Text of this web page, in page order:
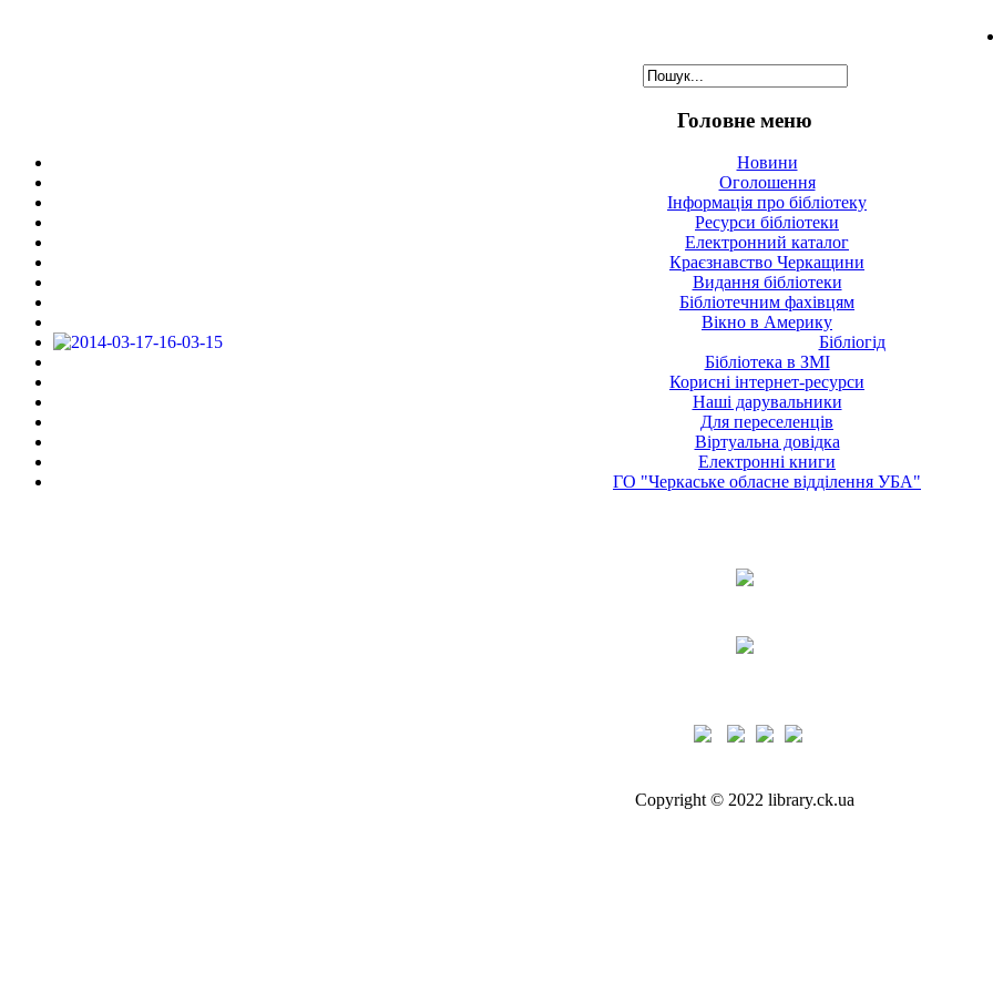
Головне меню
Новини
Оголошення
Інформація про бібліотеку
Ресурси бібліотеки
Електронний каталог
Краєзнавство Черкащини
Видання бібліотеки
Бібліотечним фахівцям
Вікно в Америку
Бібліогід
Бібліотека в ЗМІ
Корисні інтернет-ресурси
Наші дарувальники
Для переселенців
Віртуальна довідка
Електронні книги
ГО "Черкаське обласне відділення УБА"
Copyright © 2022 library.ck.ua